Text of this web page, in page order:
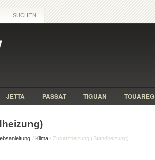
SUCHEN
JETTA PASSAT TIGUAN TOUAREG
/ Klima / Zusatzheizung (Standheizung)